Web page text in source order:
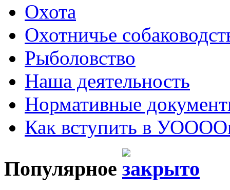
Охота
Охотничье
Рыболовство
Наша деятельность
Нормативные
Как вступить в
Популярное